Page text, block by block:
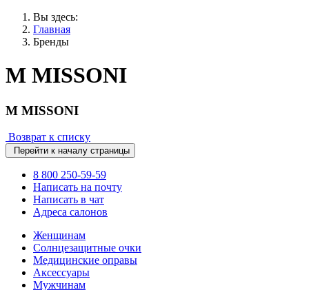
Вы здесь:
Главная
Бренды
M MISSONI
M MISSONI
Возврат к списку
Перейти к началу страницы
8 800 250-59-59
Написать на почту
Написать в чат
Адреса салонов
Женщинам
Солнцезащитные очки
Медицинские оправы
Аксессуары
Мужчинам